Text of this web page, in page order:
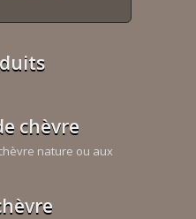
chèvre
nature ou aux